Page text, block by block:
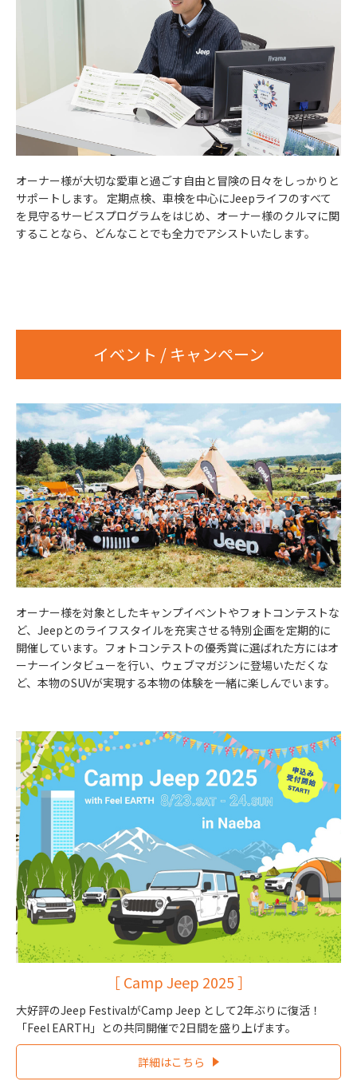
オーナー様が大切な愛車と過ごす自由と冒険の日々をしっかりと
サポートします。 定期点検、車検を中心にJeepライフのすべて
を見守るサービスプログラムをはじめ、オーナー様のクルマに関
することなら、どんなことでも全力でアシストいたします。
イベント / キャンペーン
オーナー様を対象としたキャンプイベントやフォトコンテストな
ど、Jeepとのライフスタイルを充実させる特別企画を定期的に
開催しています。フォトコンテストの優秀賞に選ばれた方にはオ
ーナーインタビューを行い、ウェブマガジンに登場いただくな
ど、本物のSUVが実現する本物の体験を一緒に楽しんでいます。
［ Camp Jeep 2025 ］
大好評のJeep FestivalがCamp Jeep として2年ぶりに復活！
「Feel EARTH」との共同開催で2日間を盛り上げます。
詳細はこちら